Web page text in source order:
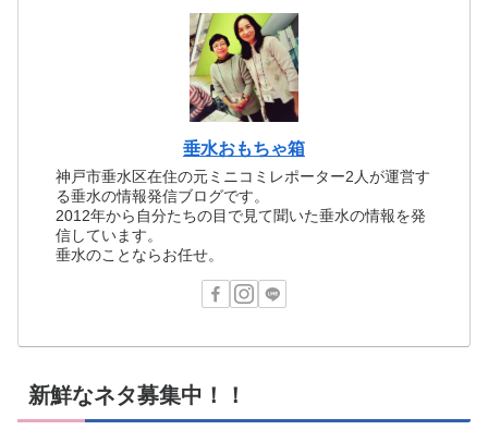
垂水おもちゃ箱
神戸市垂水区在住の元ミニコミレポーター2人が運営す
る垂水の情報発信ブログです。
2012年から自分たちの目で見て聞いた垂水の情報を発
信しています。
垂水のことならお任せ。
新鮮なネタ募集中！！